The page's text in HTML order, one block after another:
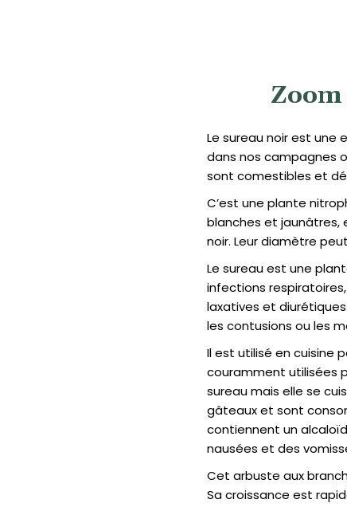
Le sureau noir est une
dans nos campagnes
sont comestibles et
C’est une plante
blanches et jaunâtres,
noir. Leur diamètre
Le sureau est une
infections
laxatives et
les contusions ou les
Il est utilisé en cuisine
couramment utilisées
sureau mais elle se
gâteaux et sont
contiennent un
nausées et des
Cet arbuste aux
Sa croissance est